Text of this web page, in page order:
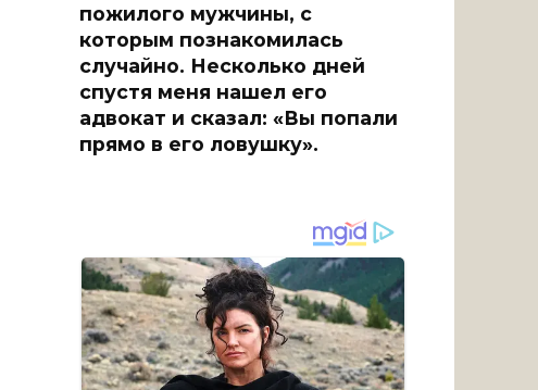
пожилого мужчины, с
которым познакомилась
случайно. Несколько дней
спустя меня нашел его
адвокат и сказал: «Вы попали
прямо в его ловушку».